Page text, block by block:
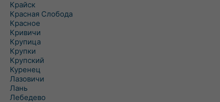
Крайск
Красная Слобода
Красное
Кривичи
Крупица
Крупки
Крупский
Куренец
Лазовичи
Лань
Лебедево